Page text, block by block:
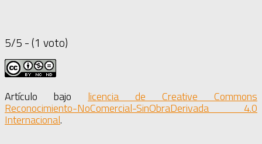
5/5 - (1 voto)
Artículo bajo licencia de Creative Commons
Reconocimiento-NoComercial-SinObraDerivada 4.0
Internacional.